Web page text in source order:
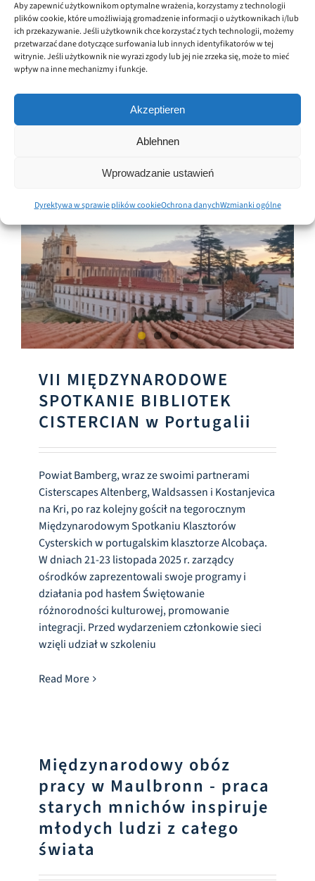
Aby zapewnić użytkownikom optymalne wrażenia, korzystamy z technologii
plików cookie, które umożliwiają gromadzenie informacji o użytkownikach i/lub
ich przekazywanie. Jeśli użytkownik chce korzystać z tych technologii, możemy
przetwarzać dane dotyczące surfowania lub innych identyfikatorów w tej
witrynie. Jeśli użytkownik nie wyrazi zgody lub jej nie zrzeka się, może to mieć
wpływ na inne mechanizmy i funkcje.
Akzeptieren
Ablehnen
Wprowadzanie ustawień
Dyrektywa w sprawie plików cookieOchrona danychWzmianki ogólne
ds. sprawiedliwości międzypokoleniowej,
młodzieży, kultury i sportu w Unii Europejskiej,
zaprosił wybranych kierowników placówek EKS,
w tym CISTERSCAPES i krajowych koordynatorów
EKS, do tak zwanego "dialogu wdrożeniowego".
Łącznie 15 przedstawicieli zostało poproszonych
o przedstawienie wyzwań
VII MIĘDZYNARODOWE
SPOTKANIE BIBLIOTEK
CISTERCIAN w Portugalii
Powiat Bamberg, wraz ze swoimi partnerami
Cisterscapes Altenberg, Waldsassen i Kostanjevica
na Kri, po raz kolejny gościł na tegorocznym
Międzynarodowym Spotkaniu Klasztorów
Cysterskich w portugalskim klasztorze Alcobaça.
W dniach 21-23 listopada 2025 r. zarządcy
ośrodków zaprezentowali swoje programy i
działania pod hasłem Świętowanie
różnorodności kulturowej, promowanie
integracji. Przed wydarzeniem członkowie sieci
wzięli udział w szkoleniu
Read More
Międzynarodowy obóz
pracy w Maulbronn - praca
starych mnichów inspiruje
młodych ludzi z całego
świata